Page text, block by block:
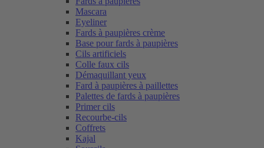
Mascara
Eyeliner
Fards à paupières crème
Base pour fards à paupières
Cils artificiels
Colle faux cils
Démaquillant yeux
Fard à paupières à paillettes
Palettes de fards à paupières
Primer cils
Recourbe-cils
Coffrets
Kajal